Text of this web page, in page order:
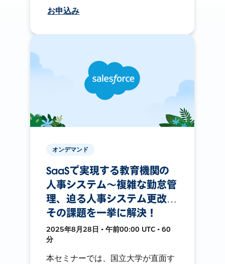
お申込み
オンデマンド
SaaSで実現する教育機関の
人事システム〜複雑な勤怠管
理、迫る人事システム更改…
その課題を一挙に解決！
2025年8月28日 • 午前00:00 UTC • 60
分
本セミナーでは、国立大学が直面す